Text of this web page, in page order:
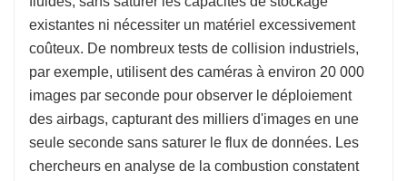
existantes ni nécessiter un matériel excessivement
coûteux. De nombreux tests de collision industriels,
par exemple, utilisent des caméras à environ 20 000
images par seconde pour observer le déploiement
des airbags, capturant des milliers d'images en une
seule seconde sans saturer le flux de données. Les
chercheurs en analyse de la combustion constatent